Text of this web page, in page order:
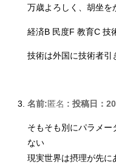
万歳よろしく、胡坐を
経済B 民度F 教育C 技
技術は外国に技術者引
名前:匿名 : 投稿日：
そもそも別にパラメー
ない
現実世界は摂理が先に